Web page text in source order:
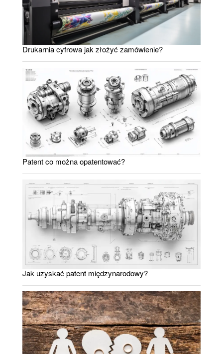
Drukarnia cyfrowa jak złożyć zamówienie?
Patent co można opatentować?
Jak uzyskać patent międzynarodowy?